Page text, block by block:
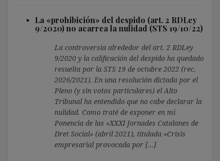
La «prohibición» del despido (art. 2 RDLey
9/2020) no acarrea la nulidad (STS 19/10/22)
La controversia alrededor del art. 2 RDLey
9/2020 y la calificación del despido ha quedado
resuelta por la STS 19 de octubre 2022 (rec.
2026/2021). En una resolución dictada por el
Pleno (y sin votos particulares) el Alto
Tribunal ha entendido que no cabe declarar la
nulidad. Como traté de exponer en mi
Ponencia de las «XXXI Jornades Catalanes de
Dret Social» (abril 2021), titulada «Crisis
empresarial provocada por […]